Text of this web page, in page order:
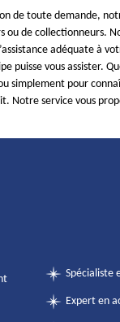
de toute demande,
ou de collectionneurs.
adéquate à
puisse vous assister.
simplement pour
Notre service vous
Spécialiste
Expert en